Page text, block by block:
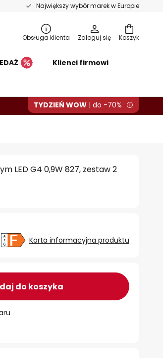
Największy wybór marek w Europie
Koszyk
Obsługa klienta Zaloguj się
Klienci firmowi
TYDZIEŃ WOW | do -70%
LED G4 0,9W 827, zestaw 2
Karta informacyjna produktu
do koszyka